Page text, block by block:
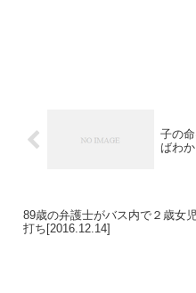
子の
ばわか
89歳の弁護士がバス内で２歳女
打ち[2016.12.14]